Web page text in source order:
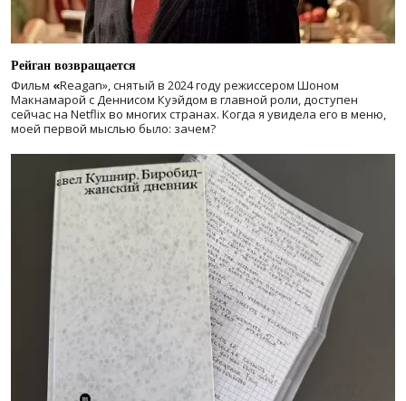
Рейган возвращается
Фильм «Reagan», снятый в 2024 годурежиссером Шоном
Макнамарой с Деннисом Куэйдом в главной роли, доступен
сейчас на Netflix во многих странах. Когда я увидела его в меню,
моей первой мыслью было: зачем?